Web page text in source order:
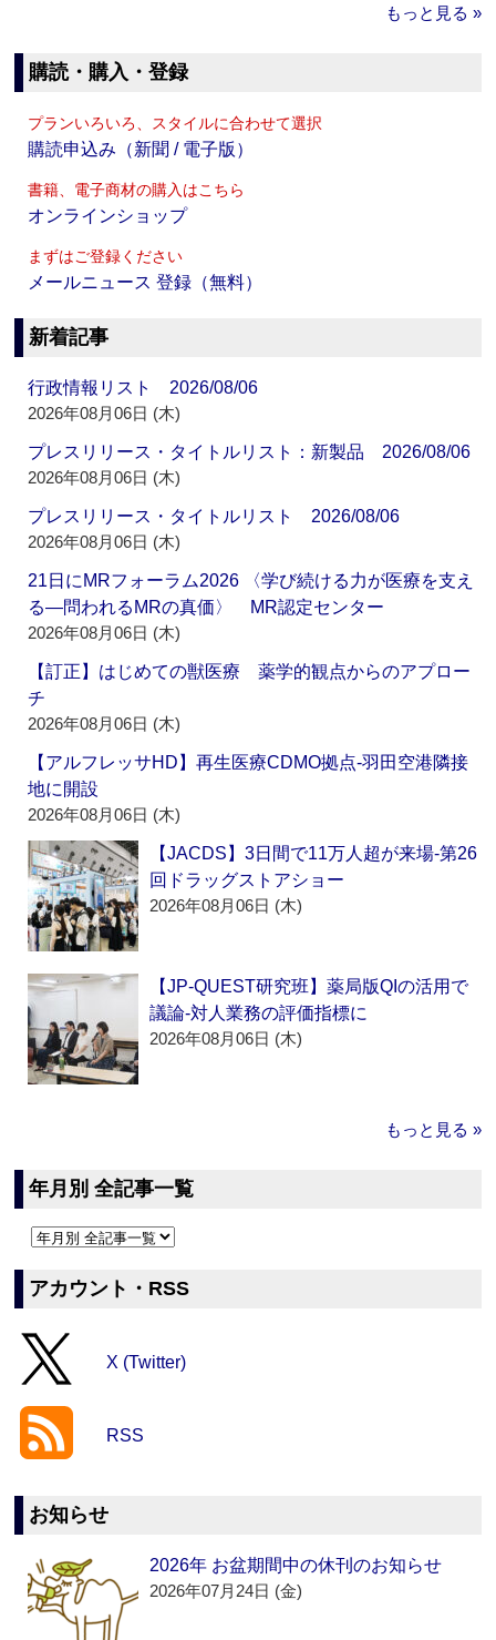
もっと見る »
購読・購入・登録
プランいろいろ、スタイルに合わせて選択
購読申込み（新聞 / 電子版）
書籍、電子商材の購入はこちら
オンラインショップ
まずはご登録ください
メールニュース 登録（無料）
新着記事
行政情報リスト 2026/08/06
2026年08月06日 (木)
プレスリリース・タイトルリスト：新製品 2026/08/06
2026年08月06日 (木)
プレスリリース・タイトルリスト 2026/08/06
2026年08月06日 (木)
21日にMRフォーラム2026 〈学び続ける力が医療を支え
る―問われるMRの真価〉 MR認定センター
2026年08月06日 (木)
【訂正】はじめての獣医療 薬学的観点からのアプロー
チ
2026年08月06日 (木)
【アルフレッサHD】再生医療CDMO拠点‐羽田空港隣接
地に開設
2026年08月06日 (木)
【JACDS】3日間で11万人超が来場‐第26
回ドラッグストアショー
2026年08月06日 (木)
【JP-QUEST研究班】薬局版QIの活用で
議論‐対人業務の評価指標に
2026年08月06日 (木)
もっと見る »
年月別 全記事一覧
アカウント・RSS
X (Twitter)
RSS
お知らせ
2026年 お盆期間中の休刊のお知らせ
2026年07月24日 (金)